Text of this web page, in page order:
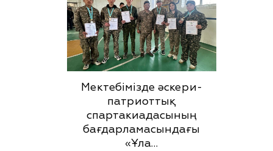
Мектебімізде әскери-
патриоттық
спартакиадасының
бағдарламасындағы
«Ұла…